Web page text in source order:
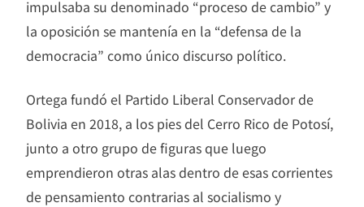
impulsaba su denominado “proceso de cambio” y
la oposición se mantenía en la “defensa de la
democracia” como único discurso político.
Ortega fundó el Partido Liberal Conservador de
Bolivia en 2018, a los pies del Cerro Rico de Potosí,
junto a otro grupo de figuras que luego
emprendieron otras alas dentro de esas corrientes
de pensamiento contrarias al socialismo y